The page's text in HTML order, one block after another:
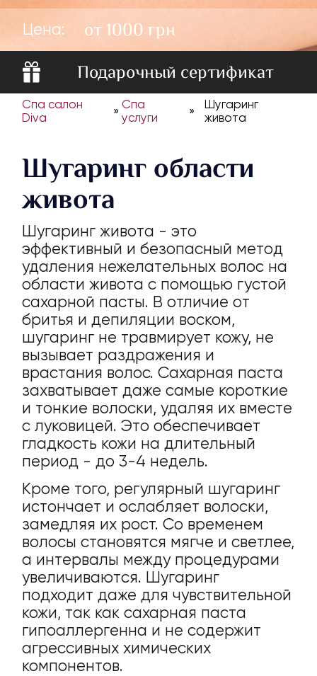
Цена: от 1000 грн
Подарочный сертификат
Спа салон
Diva
» Спа
услуги
»
Шугаринг
живота
Шугаринг области
живота
Шугаринг живота - это
эффективный и безопасный метод
удаления нежелательных волос на
области живота с помощью густой
сахарной пасты. В отличие от
бритья и депиляции воском,
шугаринг не травмирует кожу, не
вызывает раздражения и
врастания волос. Сахарная паста
захватывает даже самые короткие
и тонкие волоски, удаляя их вместе
с луковицей. Это обеспечивает
гладкость кожи на длительный
период - до 3-4 недель.
Кроме того, регулярный шугаринг
истончает и ослабляет волоски,
замедляя их рост. Со временем
волосы становятся мягче и светлее,
а интервалы между процедурами
увеличиваются. Шугаринг
подходит даже для чувствительной
кожи, так как сахарная паста
гипоаллергенна и не содержит
агрессивных химических
компонентов.